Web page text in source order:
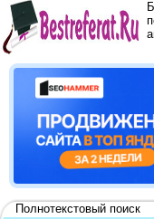
Полнотекстовый поиск